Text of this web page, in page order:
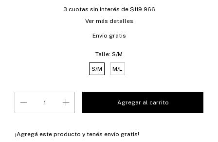
3 cuotas sin interés de $119.966
Ver más detalles
Envío gratis
Talle: S/M
S/M M/L
¡Agregá este producto y tenés envío gratis!